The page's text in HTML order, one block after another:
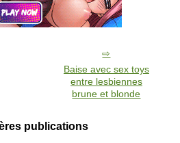
Baise avec sex toys
entre lesbiennes
brune et blonde
publications